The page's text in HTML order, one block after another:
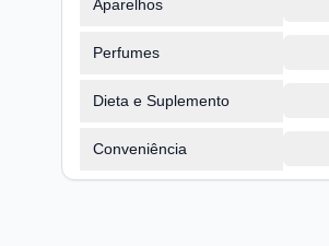
Aparelhos
Perfumes
Dieta e Suplemento
Conveniência